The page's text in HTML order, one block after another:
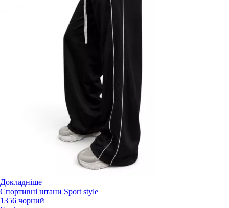
Докладніше
Спортивні штани Sport style
1356 чорний